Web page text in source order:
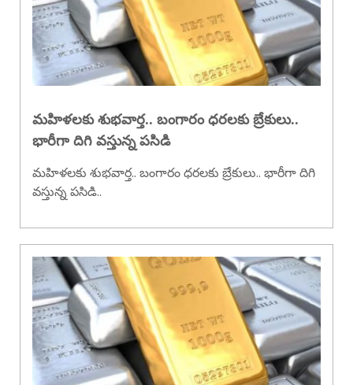
మహిళలకు శుభవార్త.. బంగారం ధరలకు బ్రేకులు..
భారీగా దిగి వస్తున్న పసిడి
మహిళలకు శుభవార్త.. బంగారం ధరలకు బ్రేకులు.. భారీగా దిగి
వస్తున్న పసిడి..